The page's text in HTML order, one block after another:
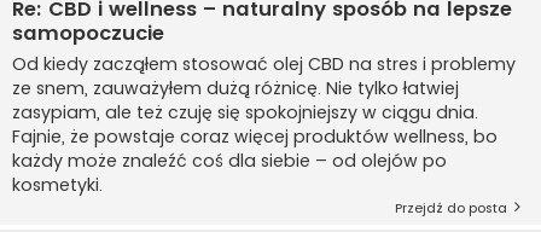
Re: CBD i wellness – naturalny sposób na lepsze
samopoczucie
Od kiedy zacząłem stosować olej CBD na stres i problemy
ze snem, zauważyłem dużą różnicę. Nie tylko łatwiej
zasypiam, ale też czuję się spokojniejszy w ciągu dnia.
Fajnie, że powstaje coraz więcej produktów wellness, bo
każdy może znaleźć coś dla siebie – od olejów po
kosmetyki.
Przejdź do posta